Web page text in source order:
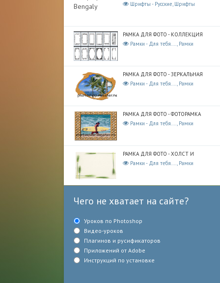
Шрифты - Русские, Шрифты
РАМКА ДЛЯ ФОТО - КОЛЛЕКЦИЯ
Рамки - Для тебя...., Рамки
РАМКА ДЛЯ ФОТО - ЗЕРКАЛЬНАЯ
Рамки - Для тебя...., Рамки
РАМКА ДЛЯ ФОТО - ФОТОРАМКА
Рамки - Для тебя...., Рамки
РАМКА ДЛЯ ФОТО - ХОЛСТ И
Рамки - Для тебя...., Рамки
Чего не хватает на сайте?
Уроков по Photoshop
Видео-уроков
Плагинов и русификаторов
Приложений от Adobe
Инструкций по установке